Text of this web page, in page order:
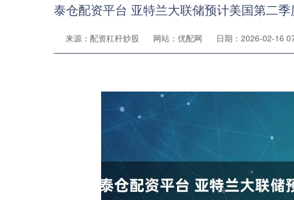
泰仓配资平台 亚特兰大联储预计美国第二
来源：配资杠杆炒股 网站：优配网 日期：2026-02-16